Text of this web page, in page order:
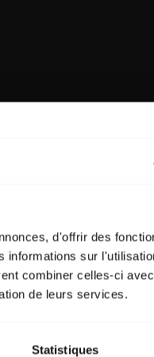
d'offrir des
sur
combiner celles-ci
de leurs services.
Statistiques